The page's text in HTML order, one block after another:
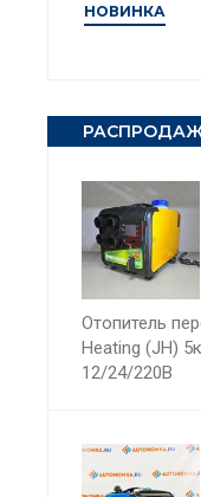
НОВИНКА
Отопитель
Heating (JH)
12/24/220В